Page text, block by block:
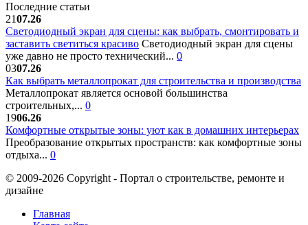
Последние статьи
2107.26
Светодиодный экран для сцены: как выбрать, смонтировать и
заставить светиться красиво Светодиодный экран для сцены
уже давно не просто технический... 0
0307.26
Как выбрать металлопрокат для строительства и производства
Металлопрокат является основой большинства
строительных,... 0
1906.26
Комфортные открытые зоны: уют как в домашних интерьерах
Преобразование открытых пространств: как комфортные зоны
отдыха... 0
© 2009-2026 Copyright - Портал о строительстве, ремонте и
дизайне
Главная